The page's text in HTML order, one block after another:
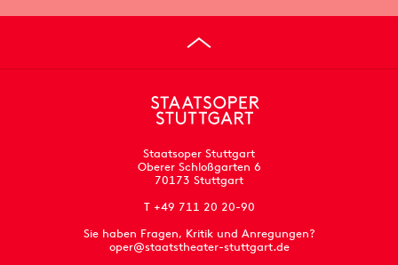
Staatsoper Stuttgart
Oberer Schloßgarten 6
70173 Stuttgart
T +49 711 20 20-90
Sie haben Fragen, Kritik und Anregungen?
oper@staatstheater-stuttgart.de